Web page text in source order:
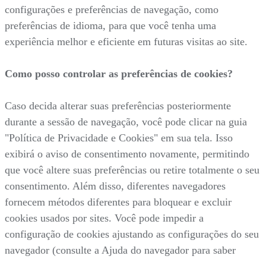
configurações e preferências de navegação, como
preferências de idioma, para que você tenha uma
experiência melhor e eficiente em futuras visitas ao site.
Como posso controlar as preferências de cookies?
Caso decida alterar suas preferências posteriormente
durante a sessão de navegação, você pode clicar na guia
"Política de Privacidade e Cookies" em sua tela. Isso
exibirá o aviso de consentimento novamente, permitindo
que você altere suas preferências ou retire totalmente o seu
consentimento. Além disso, diferentes navegadores
fornecem métodos diferentes para bloquear e excluir
cookies usados por sites. Você pode impedir a
configuração de cookies ajustando as configurações do seu
navegador (consulte a Ajuda do navegador para saber